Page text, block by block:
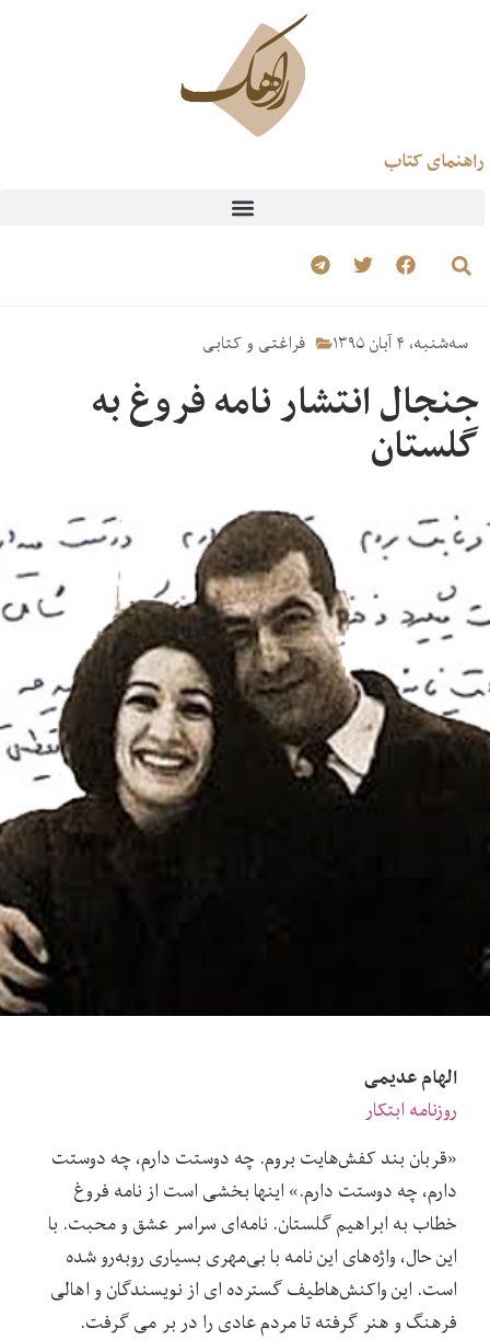
راهنمای کتاب
سه‌شنبه، ۴ آبان ۱۳۹۵ فراغتی و کتابی
جنجال انتشار نامه فروغ به
گلستان
الهام عدیمی
روزنامه ابتکار
«قربان بند کفش‌هایت بروم. چه دوستت دارم، چه دوستت
دارم، چه دوستت دارم.» اینها بخشی است از نامه فروغ
خطاب به ابراهیم گلستان. نامه‌ای سراسر عشق و محبت. با
این حال، واژه‌های این نامه با بی‌مهری بسیاری روبه‌رو شده
است. این واکنش‌هاطیف گسترده ای از نویسندگان و اهالی
فرهنگ و هنر گرفته تا مردم عادی را در بر می گرفت.